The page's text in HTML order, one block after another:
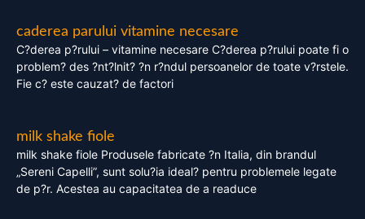
caderea parului vitamine necesare
C?derea p?rului – vitamine necesare C?derea p?rului poate fi o
problem? des ?nt?lnit? ?n r?ndul persoanelor de toate v?rstele.
Fie c? este cauzat? de factori
milk shake fiole
milk shake fiole Produsele fabricate ?n Italia, din brandul
„Sereni Capelli”, sunt solu?ia ideal? pentru problemele legate
de p?r. Acestea au capacitatea de a readuce